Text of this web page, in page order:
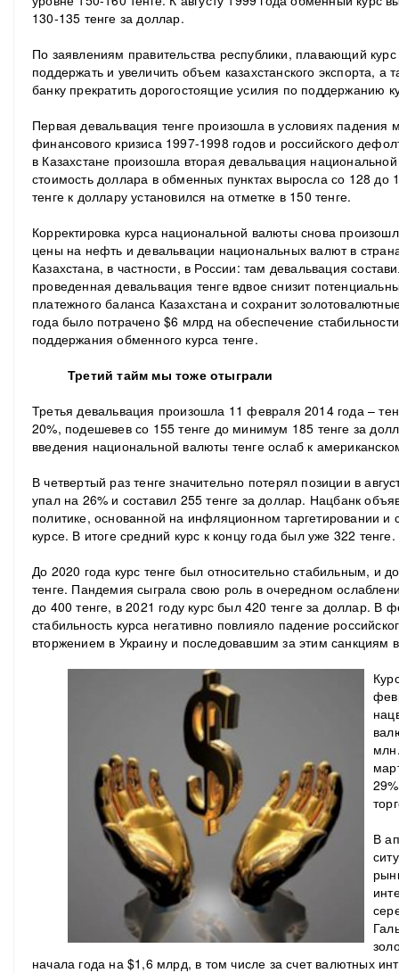
130-135 тенге за доллар.
По заявлениям правительства республики, плавающий
поддержать и увеличить объем казахстанского экспорта, а
банку прекратить дорогостоящие усилия по поддержанию
Первая девальвация тенге произошла в условиях падения
финансового кризиса 1997-1998 годов и российского
в Казахстане произошла вторая девальвация
стоимость доллара в обменных пунктах выросла со 128 до
тенге к доллару установился на отметке в 150 тенге.
Корректировка курса национальной валюты снова
цены на нефть и девальвации национальных валют в
Казахстана, в частности, в России: там девальвация
проведенная девальвация тенге вдвое снизит
платежного баланса Казахстана и сохранит
года было потрачено $6 млрд на обеспечение
поддержания обменного курса тенге.
Третий тайм мы тоже отыграли
Третья девальвация произошла 11 февраля 2014 года –
20%, подешевев со 155 тенге до минимум 185 тенге за
введения национальной валюты тенге ослаб к
В четвертый раз тенге значительно потерял позиции в
упал на 26% и составил 255 тенге за доллар. Нацбанк
политике, основанной на инфляционном таргетировании
курсе. В итоге средний курс к концу года был уже 322 тенге.
До 2020 года курс тенге был относительно стабильным, и
тенге. Пандемия сыграла свою роль в очередном
до 400 тенге, в 2021 году курс был 420 тенге за доллар. В
стабильность курса негативно повлияло падение
вторжением в Украину и последовавшим за этим санкциям
В
начала года на $1,6 млрд, в том числе за счет валютных